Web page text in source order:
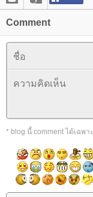
Comment
* blog นี้ comment ได้เฉพา